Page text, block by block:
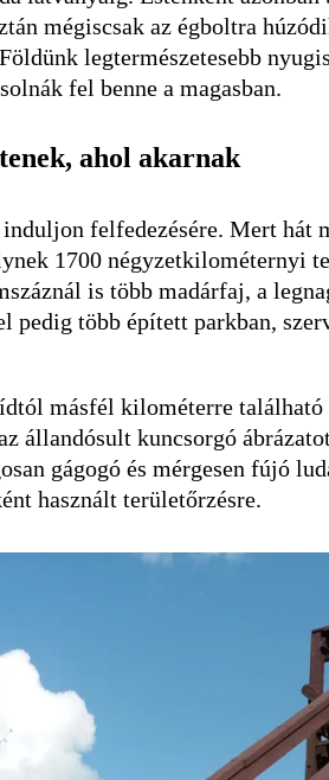
mégiscsak az égboltra
legtermészetesebb
fel benne a magasban.
ahol akarnak
felfedezésére. Mert hát
1700 négyzetkilométernyi
is több madárfaj, a
pedig több épített parkban,
másfél kilométerre
állandósult kuncsorgó
gágogó és mérgesen fújó
használt területőrzésre.